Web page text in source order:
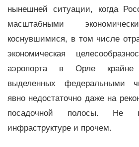
нынешней ситуации, когда
масштабными
коснувшимися, в том числе
экономическая
аэропорта в Орле крайне
выделенных федеральными
явно недостаточно даже на
посадочной полосы. Не
инфраструктуре и прочем.